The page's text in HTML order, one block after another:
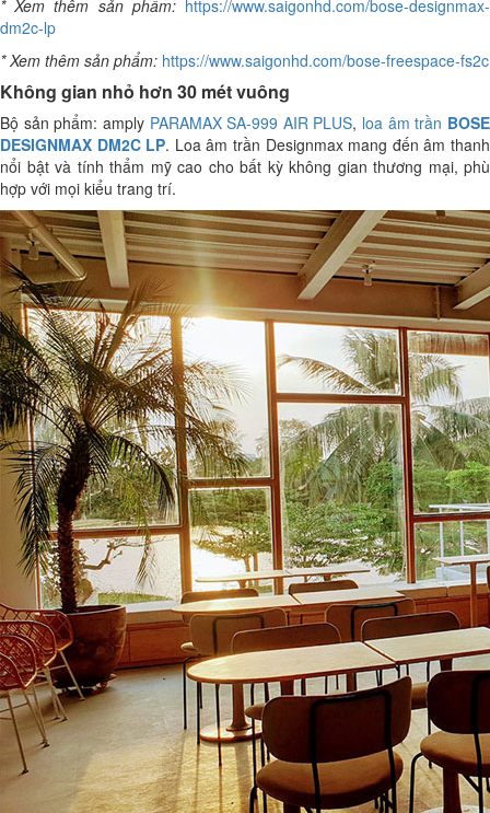
* Xem thêm sản phẩm: https://www.saigonhd.com/bose-designmax-
dm2c-lp
* Xem thêm sản phẩm: https://www.saigonhd.com/bose-freespace-fs2c
Không gian nhỏ hơn 30 mét vuông
Bộ sản phẩm: amply PARAMAX SA-999 AIR PLUS, loa âm trần BOSE
DESIGNMAX DM2C LP. Loa âm trần Designmax mang đến âm thanh
nổi bật và tính thẩm mỹ cao cho bất kỳ không gian thương mại, phù
hợp với mọi kiểu trang trí.